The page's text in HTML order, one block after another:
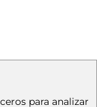
para analizar